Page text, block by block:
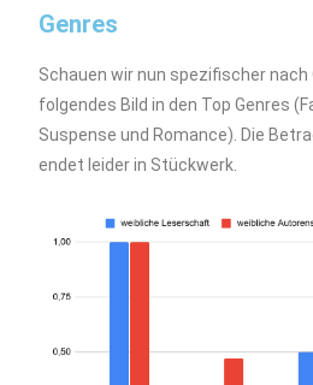
Genres
Schauen wir nun spezifischer nach
folgendes Bild in den Top Genres
Suspense und Romance). Die
endet leider in Stückwerk.